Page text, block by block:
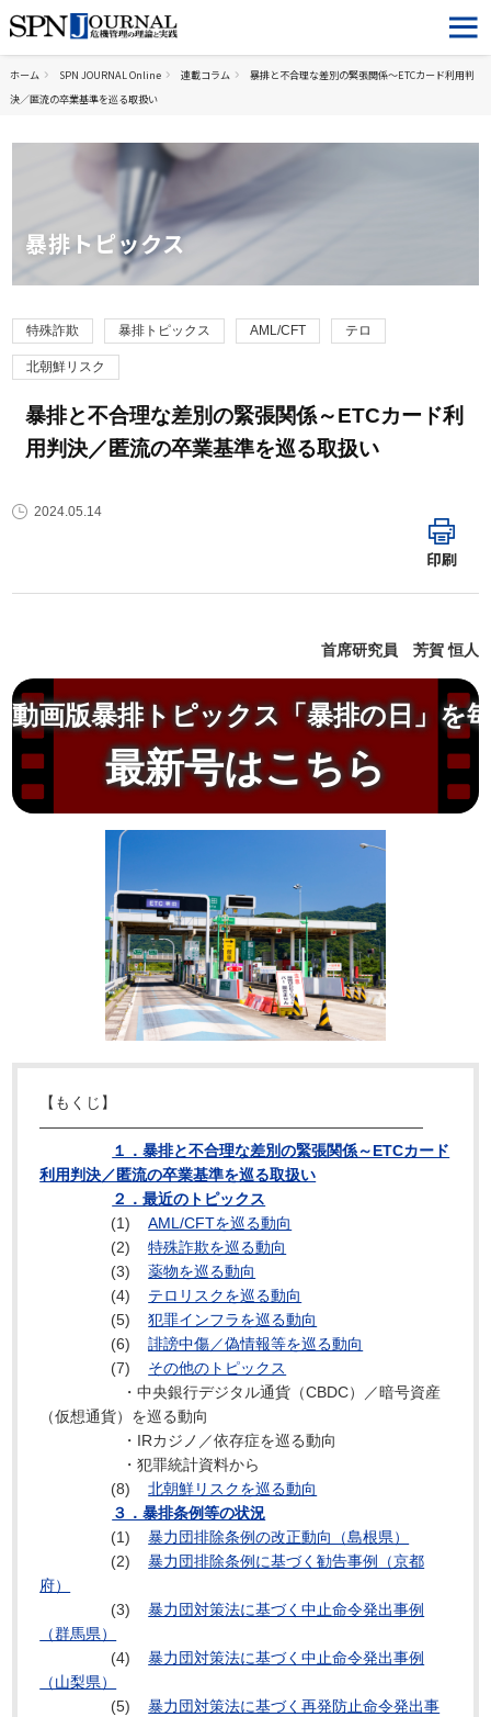
ホーム SPN JOURNAL Online 連載コラム
暴排と不合理な差別の緊張関係～ETCカード利用判
決／匿流の卒業基準を巡る取扱い
暴排トピックス
特殊詐欺 暴排トピックス AML/CFT テロ
北朝鮮リスク
暴排と不合理な差別の緊張関係～ETCカード利
用判決／匿流の卒業基準を巡る取扱い
2024.05.14
印刷
首席研究員 芳賀 恒人
動画版暴排トピックス「暴排の日」を
最新号はこちら
【もくじ】
―――――――――――――――――――――――――
１．暴排と不合理な差別の緊張関係～ETCカード
利用判決／匿流の卒業基準を巡る取扱い
２．最近のトピックス
(1)
AML/CFTを巡る動向
(2)
特殊詐欺を巡る動向
(3)
薬物を巡る動向
(4)
テロリスクを巡る動向
(5)
犯罪インフラを巡る動向
(6)
誹謗中傷／偽情報等を巡る動向
(7)
その他のトピックス
・中央銀行デジタル通貨（CBDC）／暗号資産
（仮想通貨）を巡る動向
・IRカジノ／依存症を巡る動向
・犯罪統計資料から
(8)
北朝鮮リスクを巡る動向
３．暴排条例等の状況
(1)
暴力団排除条例の改正動向（島根県）
(2)
暴力団排除条例に基づく勧告事例（京都
府）
(3)
暴力団対策法に基づく中止命令発出事例
（群馬県）
(4)
暴力団対策法に基づく中止命令発出事例
（山梨県）
(5)
暴力団対策法に基づく再発防止命令発出事